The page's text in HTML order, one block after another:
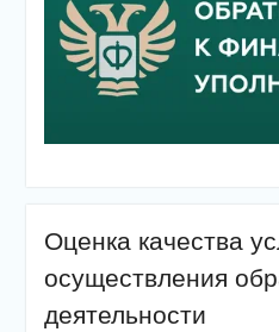
Оценка качества
осуществления
деятельности